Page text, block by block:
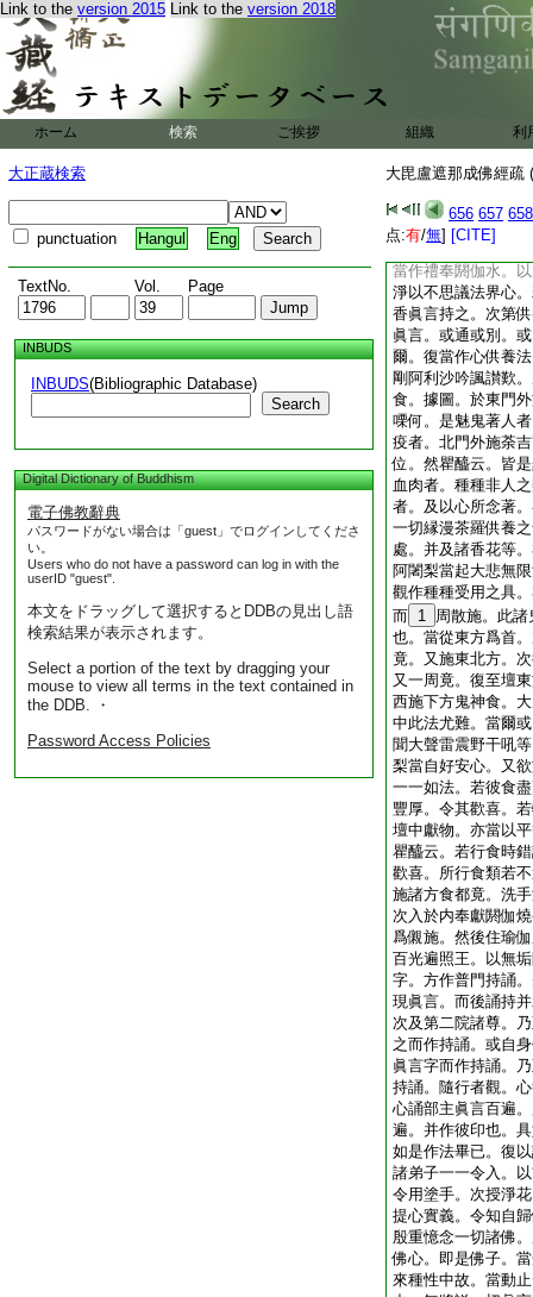
Link to the version 2015 Link to the version 2018
ホーム 検索 ご挨拶 組織 利
大正蔵検索
punctuation Hangul Eng
TextNo. Vol. Page
INBUDS
INBUDS(Bibliographic Database)
Search
Digital Dictionary of Buddhism
電子佛教辭典
パスワードがない場合は「guest」でログインしてくださ
い。
Users who do not have a password can log in with the
userID "guest".
本文をドラッグして選択するとDDBの見出し語
検索結果が表示されます。
Select a portion of the text by dragging your
mouse to view all terms in the text contained in
the DDB. ・
Password Access Policies
大毘盧遮那成佛經疏
656 657 658
点:有/無] [CITE]
來即用不動尊。或
間毎持誦時。即如
夜。更劑金剛線内
處。當於漫荼羅外
剛線圍斷者。至護
門之所擧上金剛線
時。但當於本座處
而結周界者。亦皆
故。界破或種種魔
護。若欲令一切時
皆先用大護護之。
當作禮奉閼伽水。
淨以不思議法界心
香眞言持之。次第
眞言。或通或別。
爾。復當作心供養
剛阿利沙吟諷讃歎
食。據圖。於東門
㗚何。是魅鬼著人
疫者。北門外施荼
位。然瞿醯云。皆
血肉者。種種非人
者。及以心所念著
一切縁漫茶羅供養
處。并及諸香花等
阿闍梨當起大悲無
觀作種種受用之具
而 1 周散施。此
也。當從東方爲首
竟。又施東北方。
又一周竟。復至壇
西施下方鬼神食。
中此法尤難。當爾
聞大聲雷震野干吼
梨當自好安心。又
一一如法。若彼食
豐厚。令其歡喜。
壇中獻物。亦當以
瞿醯云。若行食時
歡喜。所行食類若
施諸方食都竟。洗
次入於内奉獻閼伽
爲儭施。然後住瑜
百光遍照王。以無
字。方作普門持誦
現眞言。而後誦持
次及第二院諸尊。
之而作持誦。或自
眞言字而作持誦。
持誦。隨行者觀。
心誦部主眞言百遍
遍。并作彼印也。
如是作法畢已。復
諸弟子一一令入。
令用塗手。次授淨
提心實義。令知自
殷重憶念一切諸佛
佛心。即是佛子。
來種性中故。當動